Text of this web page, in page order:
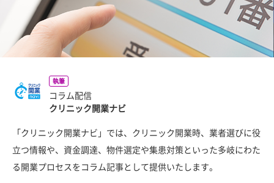
執筆
コラム配信
クリニック開業ナビ
「クリニック開業ナビ」では、クリニック開業時、業者選びに役
立つ情報や、資金調達、物件選定や集患対策といった多岐にわた
る開業プロセスをコラム記事として提供いたします。